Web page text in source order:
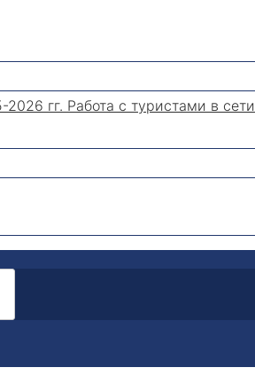
гг. Работа с туристами в сети